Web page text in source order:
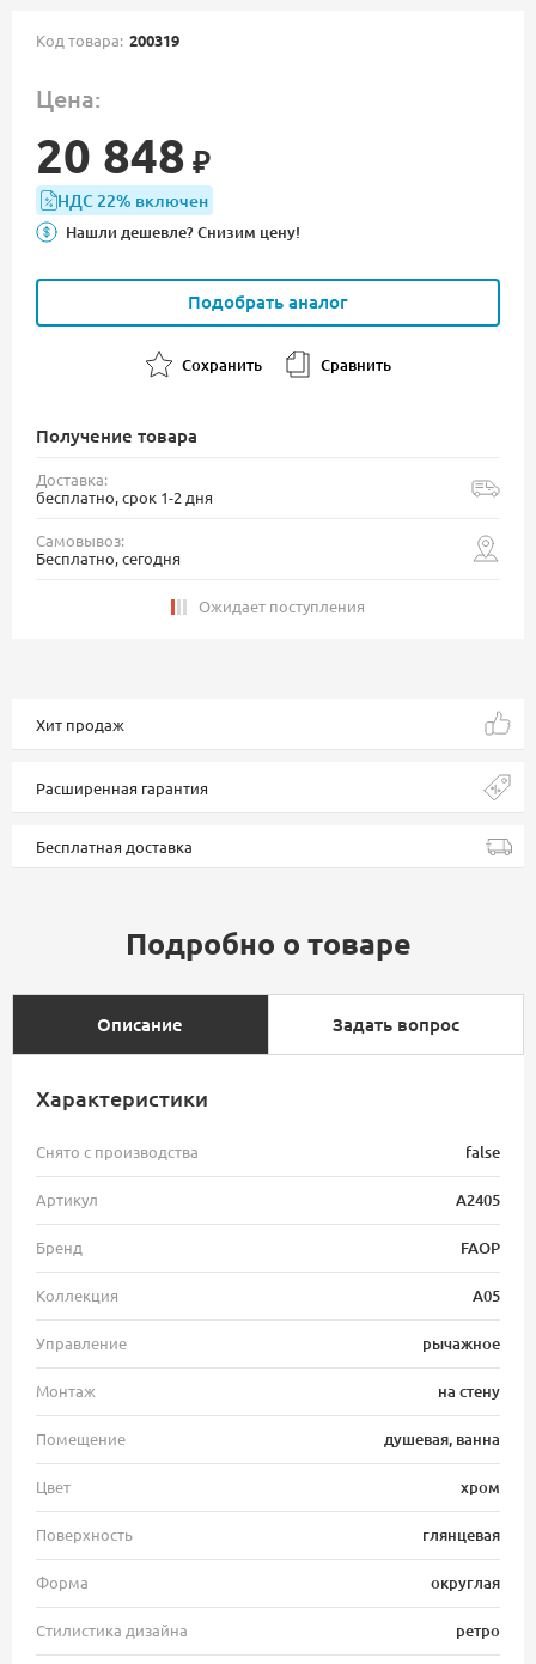
Код товара: 200319
Цена:
20 848 ₽
НДС 22% включен
Нашли дешевле? Снизим цену!
Подобрать аналог
Сохранить Сравнить
Получение товара
Доставка:
бесплатно, срок 1-2 дня
Самовывоз:
Бесплатно, сегодня
Ожидает поступления
Хит продаж
Расширенная гарантия
Бесплатная доставка
Подробно о товаре
Описание Задать вопрос
Характеристики
Снято с производства false
Артикул A2405
Бренд FAOP
Коллекция A05
Управление рычажное
Монтаж на стену
Помещение душевая, ванна
Цвет хром
Поверхность глянцевая
Форма округлая
Стилистика дизайна ретро